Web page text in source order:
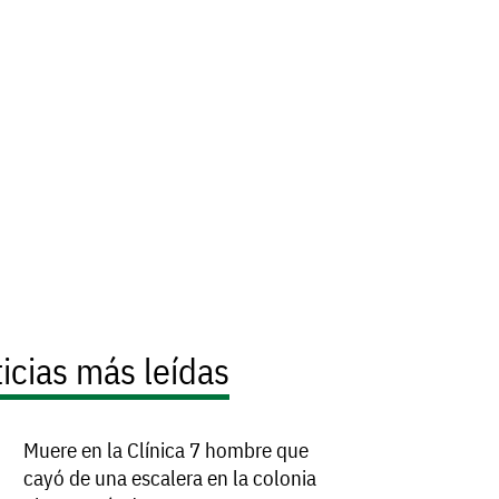
más leídas
Muere en la Clínica 7 hombre que
cayó de una escalera en la colonia